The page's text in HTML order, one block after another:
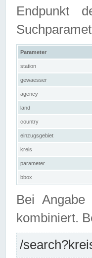
Endpunkt
Parameter
station
gewaesser
agency
land
country
einzugsgebiet
kreis
parameter
bbox
Bei Angabe
kombiniert.
/